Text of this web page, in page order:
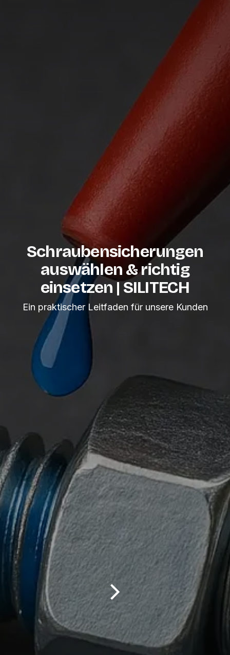
Schraubensicherungen
auswählen & richtig
einsetzen | SILITECH
Ein praktischer Leitfaden für unsere Kunden